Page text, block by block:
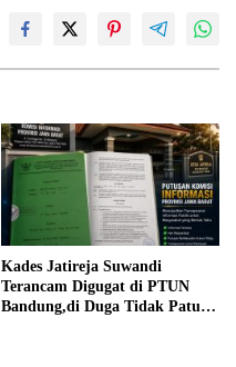
Kades Jatireja Suwandi
Terancam Digugat di PTUN
Bandung,di Duga Tidak Patuhi